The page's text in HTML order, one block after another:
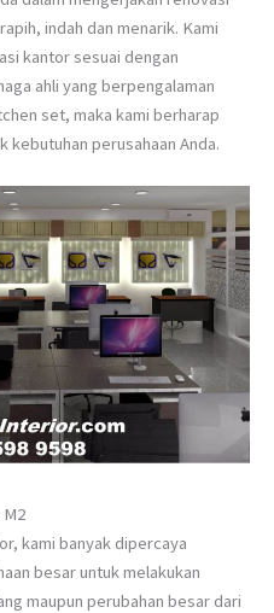
indah dan menarik. Kami
kantor sesuai dengan
ahli yang berpengalaman
set, maka kami berharap
kebutuhan perusahaan Anda.
kami banyak dipercaya
besar untuk melakukan
maupun perubahan besar dari